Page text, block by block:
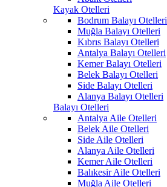
Kayak Otelleri
Bodrum Balayı Otelleri
Muğla Balayı Otelleri
Kıbrıs Balayı Otelleri
Antalya Balayı Otelleri
Kemer Balayı Otelleri
Belek Balayı Otelleri
Side Balayı Otelleri
Alanya Balayı Otelleri
Balayı Otelleri
Antalya Aile Otelleri
Belek Aile Otelleri
Side Aile Otelleri
Alanya Aile Otelleri
Kemer Aile Otelleri
Balıkesir Aile Otelleri
Muğla Aile Otelleri